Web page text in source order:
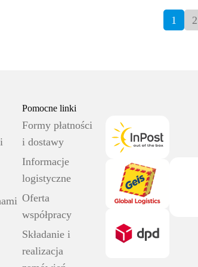
1 2
Pomocne linki
Formy płatności
i dostawy
Informacje
logistyczne
Oferta
współpracy
Składanie i
realizacja